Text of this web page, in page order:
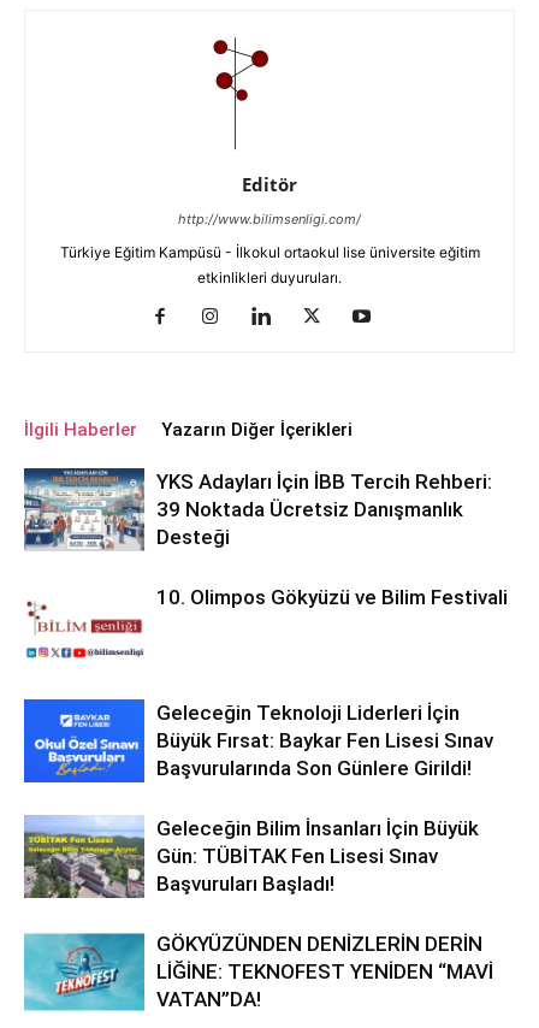
Editör
http://www.bilimsenligi.com/
Türkiye Eğitim Kampüsü - İlkokul ortaokul lise üniversite eğitim
etkinlikleri duyuruları.
İlgili Haberler Yazarın Diğer İçerikleri
YKS Adayları İçin İBB Tercih Rehberi:
39 Noktada Ücretsiz Danışmanlık
Desteği
10. Olimpos Gökyüzü ve Bilim Festivali
Geleceğin Teknoloji Liderleri İçin
Büyük Fırsat: Baykar Fen Lisesi Sınav
Başvurularında Son Günlere Girildi!
Geleceğin Bilim İnsanları İçin Büyük
Gün: TÜBİTAK Fen Lisesi Sınav
Başvuruları Başladı!
GÖKYÜZÜNDEN DENİZLERİN DERİN
LİĞİNE: TEKNOFEST YENİDEN “MAVİ
VATAN”DA!